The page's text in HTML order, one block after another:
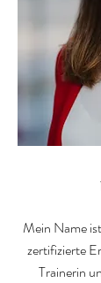
Mein Name
zertifizierte
Trainerin